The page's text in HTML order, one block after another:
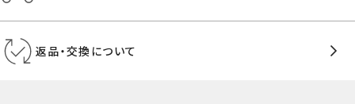
返品・交換について